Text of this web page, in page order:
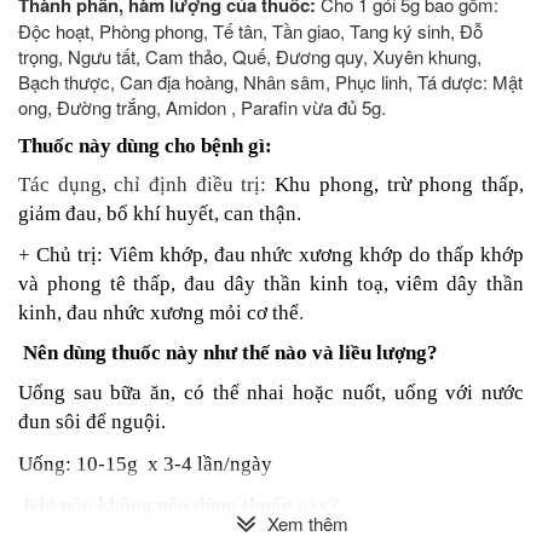
Độc hoạt, Phòng phong, Tế tân, Tần giao, Tang ký sinh, Đỗ
trọng, Ngưu tất, Cam thảo, Quế, Đương quy, Xuyên khung,
Bạch thược, Can địa hoàng, Nhân sâm, Phục linh, Tá dược: Mật
ong, Đường trắng, Amidon , Parafin vừa đủ 5g.
Thuốc này dùng cho bệnh gì:
Tác dụng, chỉ định điều trị:Khu phong, trừ phong thấp,
giảm đau, bổ khí huyết, can thận.
+ Chủ trị: Viêm khớp, đau nhức xương khớp do thấp khớp
và phong tê thấp, đau dây thần kinh toạ, viêm dây thần
kinh, đau nhức xương mỏi cơ thể.
Nên dùng thuốc này như thế nào và liều lượng?
Uống sau bữa ăn, có thể nhai hoặc nuốt, uống với nước
đun sôi để nguội.
Uống: 10-15g x 3-4 lần/ngày
Xem thêm